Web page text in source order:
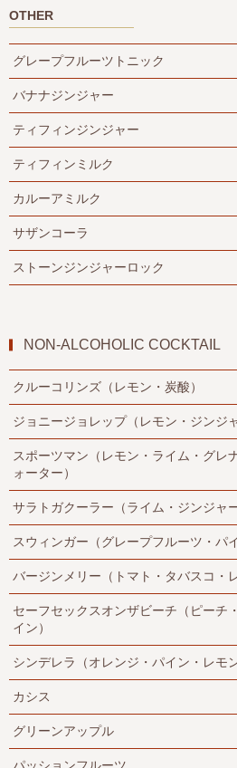
OTHER
グレープフルーツトニック
バナナジンジャー
ティフィンジンジャー
ティフィンミルク
カルーアミルク
サザンコーラ
ストーンジンジャーロック
NON-ALCOHOLIC COCKTAIL
クルーコリンズ（レモン・炭酸）
ジョニージョレップ（レモン・ジンジ
スポーツマン（レモン・ライム・グレ
ォーター）
サラトガクーラー（ライム・ジンジャ
スウィンガー（グレープフルーツ・パ
バージンメリー（トマト・タバスコ・
セーフセックスオンザビーチ（ピーチ
イン）
シンデレラ（オレンジ・パイン・レモ
カシス
グリーンアップル